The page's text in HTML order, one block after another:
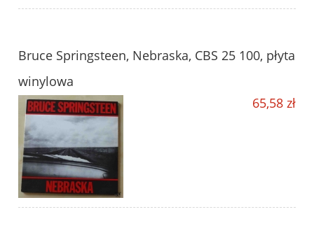
Bruce Springsteen, Nebraska, CBS 25 100, płyta
winylowa
65,58 zł